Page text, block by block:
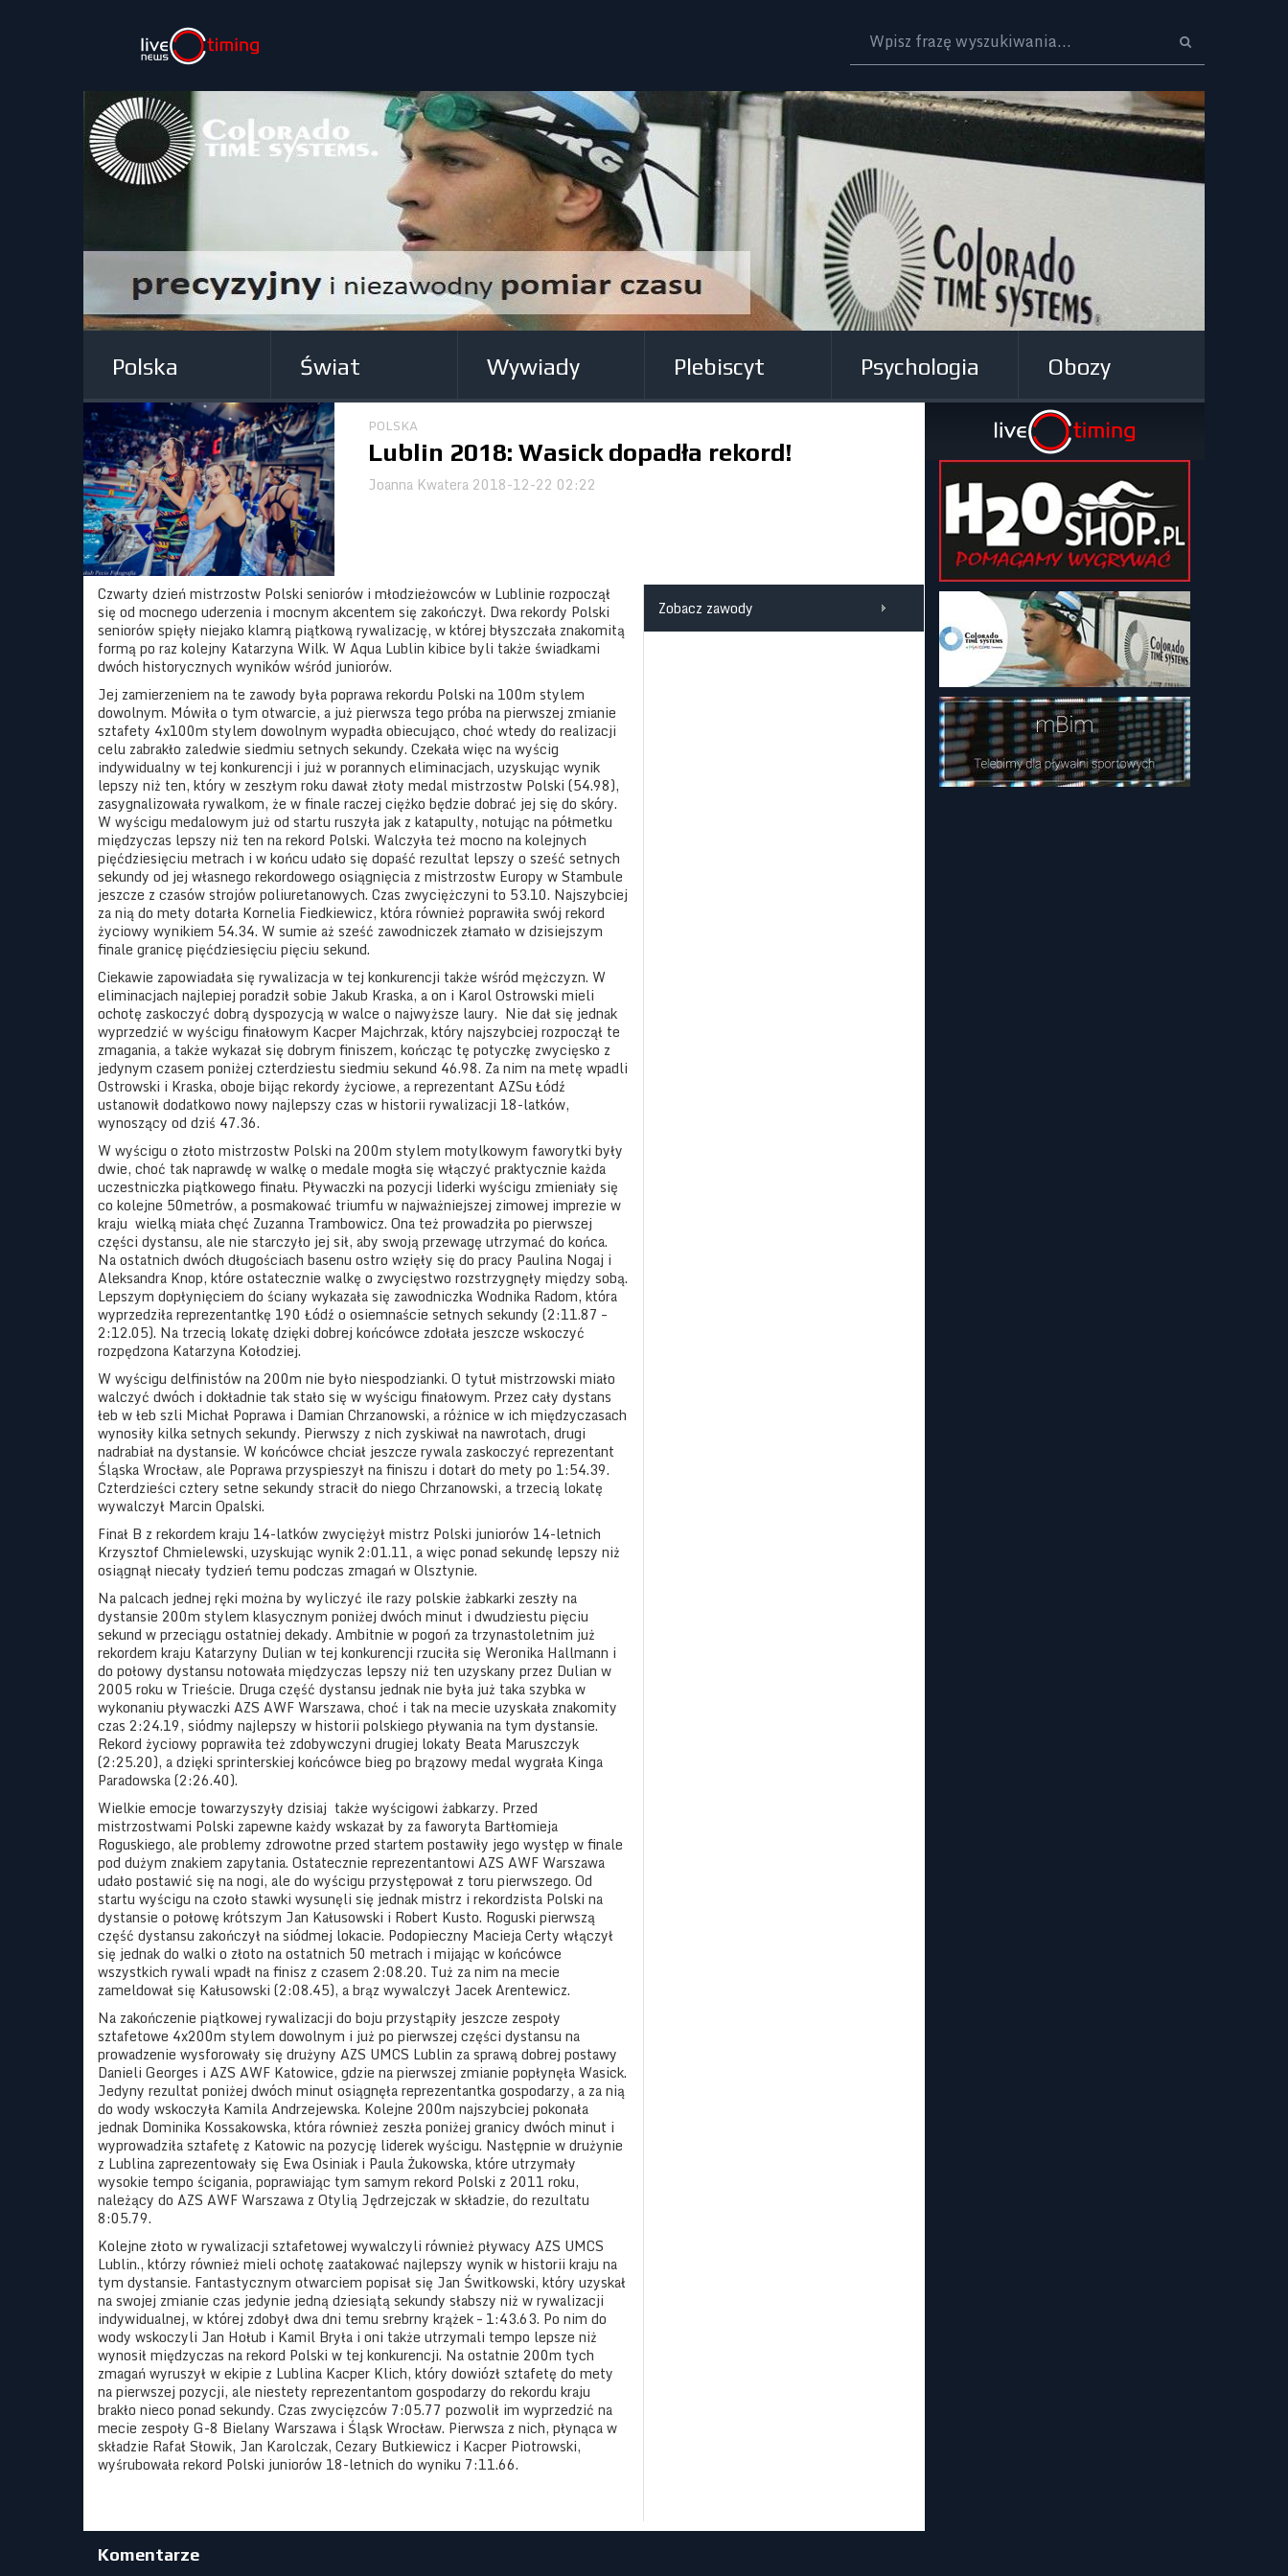
Polska Świat Wywiady Plebiscyt Psychologia Obozy
POLSKA
Lublin 2018: Wasick dopadła rekord!
Joanna Kwatera 2018-12-22 02:22
Czwarty dzień mistrzostw Polski seniorów i młodzieżowców w Lublinie rozpoczął
się od mocnego uderzenia i mocnym akcentem się zakończył. Dwa rekordy Polski
seniorów spięły niejako klamrą piątkową rywalizację, w której błyszczała znakomitą
formą po raz kolejny Katarzyna Wilk. W Aqua Lublin kibice byli także świadkami
dwóch historycznych wyników wśród juniorów.
Jej zamierzeniem na te zawody była poprawa rekordu Polski na 100m stylem
dowolnym. Mówiła o tym otwarcie, a już pierwsza tego próba na pierwszej zmianie
sztafety 4x100m stylem dowolnym wypadła obiecująco, choć wtedy do realizacji
celu zabrakło zaledwie siedmiu setnych sekundy. Czekała więc na wyścig
indywidualny w tej konkurencji i już w porannych eliminacjach, uzyskując wynik
lepszy niż ten, który w zeszłym roku dawał złoty medal mistrzostw Polski (54.98),
zasygnalizowała rywalkom, że w finale raczej ciężko będzie dobrać jej się do skóry.
W wyścigu medalowym już od startu ruszyła jak z katapulty, notując na półmetku
międzyczas lepszy niż ten na rekord Polski. Walczyła też mocno na kolejnych
pięćdziesięciu metrach i w końcu udało się dopaść rezultat lepszy o sześć setnych
sekundy od jej własnego rekordowego osiągnięcia z mistrzostw Europy w Stambule
jeszcze z czasów strojów poliuretanowych. Czas zwyciężczyni to 53.10. Najszybciej
za nią do mety dotarła Kornelia Fiedkiewicz, która również poprawiła swój rekord
życiowy wynikiem 54.34. W sumie aż sześć zawodniczek złamało w dzisiejszym
finale granicę pięćdziesięciu pięciu sekund.
Ciekawie zapowiadała się rywalizacja w tej konkurencji także wśród mężczyzn. W
eliminacjach najlepiej poradził sobie Jakub Kraska, a on i Karol Ostrowski mieli
ochotę zaskoczyć dobrą dyspozycją w walce o najwyższe laury. Nie dał się jednak
wyprzedzić w wyścigu finałowym Kacper Majchrzak, który najszybciej rozpoczął te
zmagania, a także wykazał się dobrym finiszem, kończąc tę potyczkę zwycięsko z
jedynym czasem poniżej czterdziestu siedmiu sekund 46.98. Za nim na metę wpadli
Ostrowski i Kraska, oboje bijąc rekordy życiowe, a reprezentant AZSu Łódź
ustanowił dodatkowo nowy najlepszy czas w historii rywalizacji 18-latków,
wynoszący od dziś 47.36.
W wyścigu o złoto mistrzostw Polski na 200m stylem motylkowym faworytki były
dwie, choć tak naprawdę w walkę o medale mogła się włączyć praktycznie każda
uczestniczka piątkowego finału. Pływaczki na pozycji liderki wyścigu zmieniały się
co kolejne 50metrów, a posmakować triumfu w najważniejszej zimowej imprezie w
kraju wielką miała chęć Zuzanna Trambowicz. Ona też prowadziła po pierwszej
części dystansu, ale nie starczyło jej sił, aby swoją przewagę utrzymać do końca.
Na ostatnich dwóch długościach basenu ostro wzięły się do pracy Paulina Nogaj i
Aleksandra Knop, które ostatecznie walkę o zwycięstwo rozstrzygnęły między sobą.
Lepszym dopłynięciem do ściany wykazała się zawodniczka Wodnika Radom, która
wyprzedziła reprezentantkę 190 Łódź o osiemnaście setnych sekundy (2:11.87 –
2:12.05). Na trzecią lokatę dzięki dobrej końcówce zdołała jeszcze wskoczyć
rozpędzona Katarzyna Kołodziej.
W wyścigu delfinistów na 200m nie było niespodzianki. O tytuł mistrzowski miało
walczyć dwóch i dokładnie tak stało się w wyścigu finałowym. Przez cały dystans
łeb w łeb szli Michał Poprawa i Damian Chrzanowski, a różnice w ich międzyczasach
wynosiły kilka setnych sekundy. Pierwszy z nich zyskiwał na nawrotach, drugi
nadrabiał na dystansie. W końcówce chciał jeszcze rywala zaskoczyć reprezentant
Śląska Wrocław, ale Poprawa przyspieszył na finiszu i dotarł do mety po 1:54.39.
Czterdzieści cztery setne sekundy stracił do niego Chrzanowski, a trzecią lokatę
wywalczył Marcin Opalski.
Finał B z rekordem kraju 14-latków zwyciężył mistrz Polski juniorów 14-letnich
Krzysztof Chmielewski, uzyskując wynik 2:01.11, a więc ponad sekundę lepszy niż
osiągnął niecały tydzień temu podczas zmagań w Olsztynie.
Na palcach jednej ręki można by wyliczyć ile razy polskie żabkarki zeszły na
dystansie 200m stylem klasycznym poniżej dwóch minut i dwudziestu pięciu
sekund w przeciągu ostatniej dekady. Ambitnie w pogoń za trzynastoletnim już
rekordem kraju Katarzyny Dulian w tej konkurencji rzuciła się Weronika Hallmann i
do połowy dystansu notowała międzyczas lepszy niż ten uzyskany przez Dulian w
2005 roku w Trieście. Druga część dystansu jednak nie była już taka szybka w
wykonaniu pływaczki AZS AWF Warszawa, choć i tak na mecie uzyskała znakomity
czas 2:24.19, siódmy najlepszy w historii polskiego pływania na tym dystansie.
Rekord życiowy poprawiła też zdobywczyni drugiej lokaty Beata Maruszczyk
(2:25.20), a dzięki sprinterskiej końcówce bieg po brązowy medal wygrała Kinga
Paradowska (2:26.40).
Wielkie emocje towarzyszyły dzisiaj także wyścigowi żabkarzy. Przed
mistrzostwami Polski zapewne każdy wskazał by za faworyta Bartłomieja
Roguskiego, ale problemy zdrowotne przed startem postawiły jego występ w finale
pod dużym znakiem zapytania. Ostatecznie reprezentantowi AZS AWF Warszawa
udało postawić się na nogi, ale do wyścigu przystępował z toru pierwszego. Od
startu wyścigu na czoło stawki wysunęli się jednak mistrz i rekordzista Polski na
dystansie o połowę krótszym Jan Kałusowski i Robert Kusto. Roguski pierwszą
część dystansu zakończył na siódmej lokacie. Podopieczny Macieja Certy włączył
się jednak do walki o złoto na ostatnich 50 metrach i mijając w końcówce
wszystkich rywali wpadł na finisz z czasem 2:08.20. Tuż za nim na mecie
zameldował się Kałusowski (2:08.45), a brąz wywalczył Jacek Arentewicz.
Na zakończenie piątkowej rywalizacji do boju przystąpiły jeszcze zespoły
sztafetowe 4x200m stylem dowolnym i już po pierwszej części dystansu na
prowadzenie wysforowały się drużyny AZS UMCS Lublin za sprawą dobrej postawy
Danieli Georges i AZS AWF Katowice, gdzie na pierwszej zmianie popłynęła Wasick.
Jedyny rezultat poniżej dwóch minut osiągnęła reprezentantka gospodarzy, a za nią
do wody wskoczyła Kamila Andrzejewska. Kolejne 200m najszybciej pokonała
jednak Dominika Kossakowska, która również zeszła poniżej granicy dwóch minut i
wyprowadziła sztafetę z Katowic na pozycję liderek wyścigu. Następnie w drużynie
z Lublina zaprezentowały się Ewa Osiniak i Paula Żukowska, które utrzymały
wysokie tempo ścigania, poprawiając tym samym rekord Polski z 2011 roku,
należący do AZS AWF Warszawa z Otylią Jędrzejczak w składzie, do rezultatu
8:05.79.
Kolejne złoto w rywalizacji sztafetowej wywalczyli również pływacy AZS UMCS
Lublin., którzy również mieli ochotę zaatakować najlepszy wynik w historii kraju na
tym dystansie. Fantastycznym otwarciem popisał się Jan Świtkowski, który uzyskał
na swojej zmianie czas jedynie jedną dziesiątą sekundy słabszy niż w rywalizacji
indywidualnej, w której zdobył dwa dni temu srebrny krążek – 1:43.63. Po nim do
wody wskoczyli Jan Hołub i Kamil Bryła i oni także utrzymali tempo lepsze niż
wynosił międzyczas na rekord Polski w tej konkurencji. Na ostatnie 200m tych
zmagań wyruszył w ekipie z Lublina Kacper Klich, który dowiózł sztafetę do mety
na pierwszej pozycji, ale niestety reprezentantom gospodarzy do rekordu kraju
brakło nieco ponad sekundy. Czas zwycięzców 7:05.77 pozwolił im wyprzedzić na
mecie zespoły G-8 Bielany Warszawa i Śląsk Wrocław. Pierwsza z nich, płynąca w
składzie Rafał Słowik, Jan Karolczak, Cezary Butkiewicz i Kacper Piotrowski,
wyśrubowała rekord Polski juniorów 18-letnich do wyniku 7:11.66.
Zobacz zawody
Komentarze